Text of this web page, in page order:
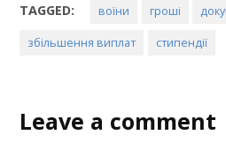
TAGGED: воїни гроші
збільшення виплат стипендії
Leave a comment